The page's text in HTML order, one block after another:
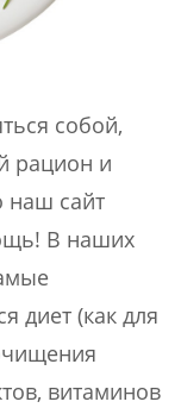
собой,
рацион и
наш сайт
В наших
диет (как для
витаминов